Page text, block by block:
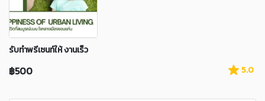
รับทำพรีเซนท์ให้ งานเร็ว
฿500 5.0